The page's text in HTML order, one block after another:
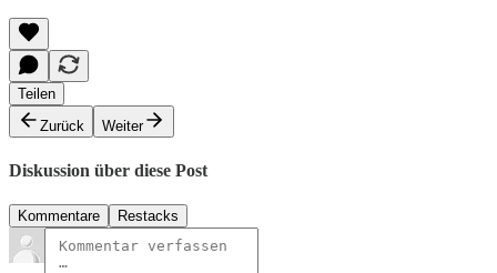
Teilen
Zurück
Weiter
Diskussion über diese Post
Kommentare Restacks